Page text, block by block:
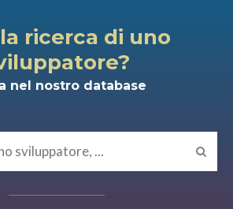
ricerca di uno
nel nostro database